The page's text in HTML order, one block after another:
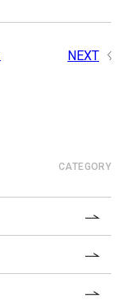
CATEGORY
NEXT